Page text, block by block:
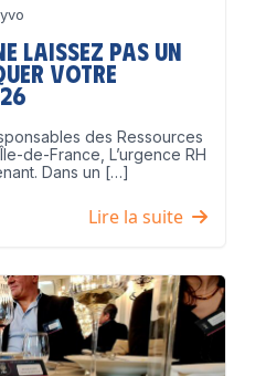
laissez pas un
votre
des Ressources
de-France, L’urgence RH
Dans un […]
Lire la suite